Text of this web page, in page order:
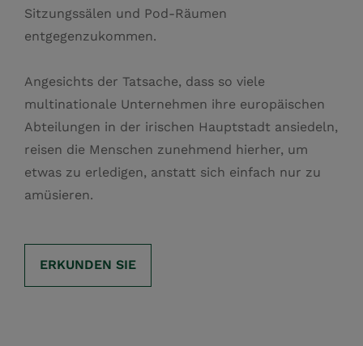
Sitzungssälen und Pod-Räumen
entgegenzukommen.
Angesichts der Tatsache, dass so viele
multinationale Unternehmen ihre europäischen
Abteilungen in der irischen Hauptstadt ansiedeln,
reisen die Menschen zunehmend hierher, um
etwas zu erledigen, anstatt sich einfach nur zu
amüsieren.
ERKUNDEN SIE